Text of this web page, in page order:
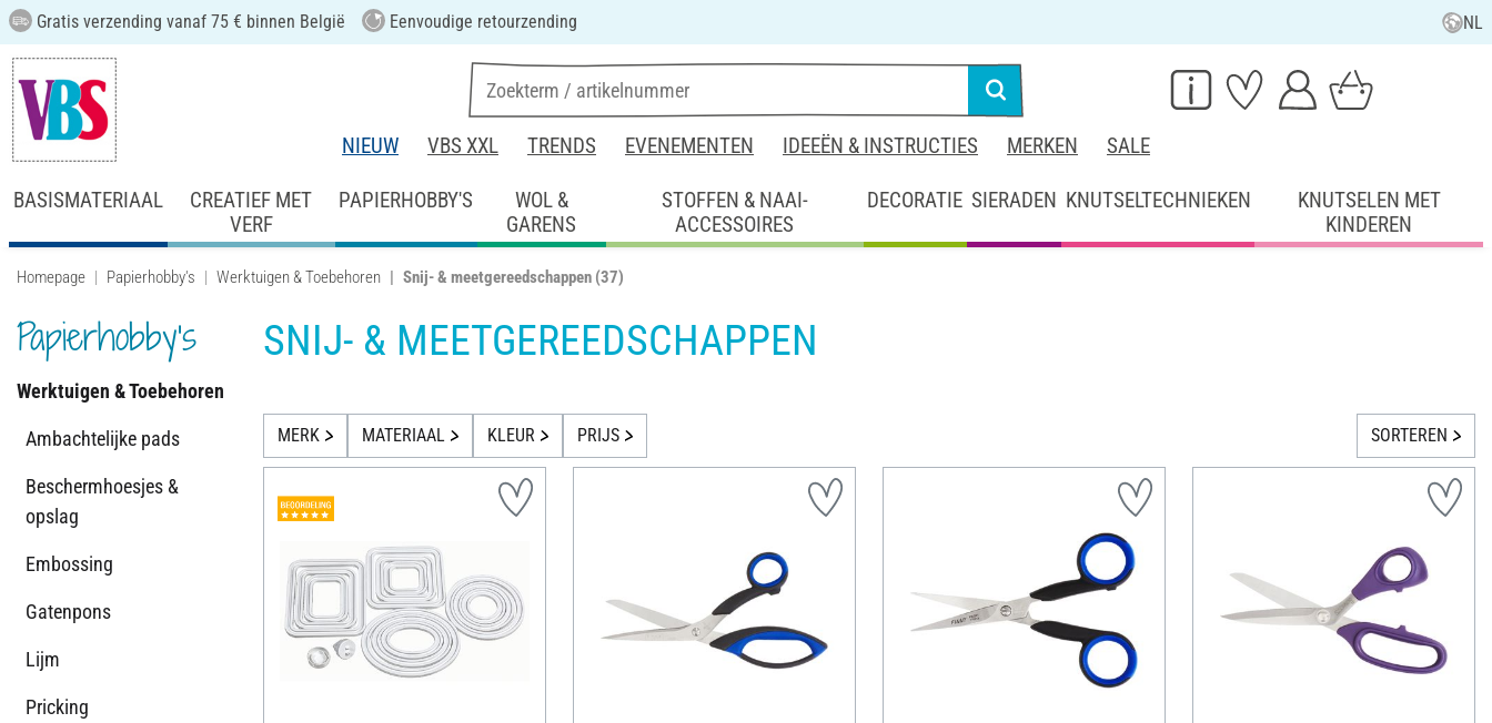
Gratis verzending vanaf 75 € binnen België Eenvoudige retourzending NL
NIEUW VBS XXL TRENDS EVENEMENTEN IDEEËN & INSTRUCTIES MERKEN SALE
BASISMATERIAAL
CREATIEF MET
VERF
PAPIERHOBBY'S
WOL &
GARENS
STOFFEN & NAAI-
ACCESSOIRES
DECORATIE SIERADEN KNUTSELTECHNIEKEN
KNUTSELEN MET
KINDEREN
Homepage Papierhobby's Werktuigen & Toebehoren Snij- & meetgereedschappen (37)
Papierhobby's
Werktuigen & Toebehoren
Ambachtelijke pads
Beschermhoesjes &
opslag
Embossing
Gatenpons
Lijm
Pricking
SNIJ- & MEETGEREEDSCHAPPEN
MERK MATERIAAL KLEUR PRIJS SORTEREN